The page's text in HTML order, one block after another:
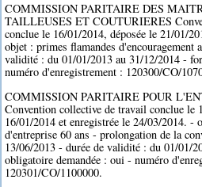
COMMISSION PARITAIRE DES
TAILLEUSES ET COUTURIERES
conclue le 16/01/2014, déposée le 21/01/
objet : primes flamandes d'encouragement
validité : du 01/01/2013 au 31/12/2014 -
numéro d'enregistrement : 120300/CO/
COMMISSION PARITAIRE POUR
Convention collective de travail conclue le
16/01/2014 et enregistrée le 24/03/2014. -
d'entreprise 60 ans - prolongation de la
13/06/2013 - durée de validité : du 01/01/
obligatoire demandée : oui - numéro
120301/CO/1100000.